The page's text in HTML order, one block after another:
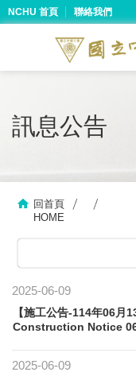
NCHU 首頁 聯絡我們
訊息公告
回首頁
HOME
2025-06-09
【施工公告-114年06月
Construction Notice
2025-06-09